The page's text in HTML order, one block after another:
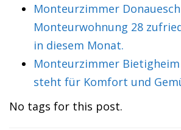
Monteurzimmer
Monteurwohnung 28
in diesem Monat.
Monteurzimmer
steht für Komfort und
No tags for this post.